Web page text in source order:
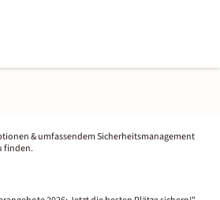
& umfassendem Sicherheitsmanagement
finden.